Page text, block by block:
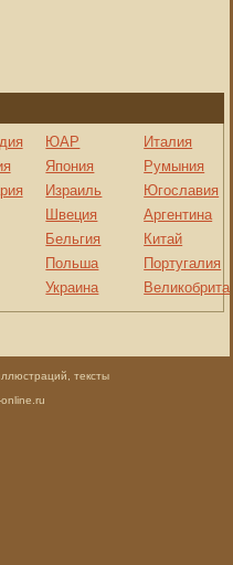
ЮАР
Япония
Израиль
Швеция
Бельгия
Польша
Украина
Италия
Румыния
Югославия
Аргентина
Китай
Португалия
тексты